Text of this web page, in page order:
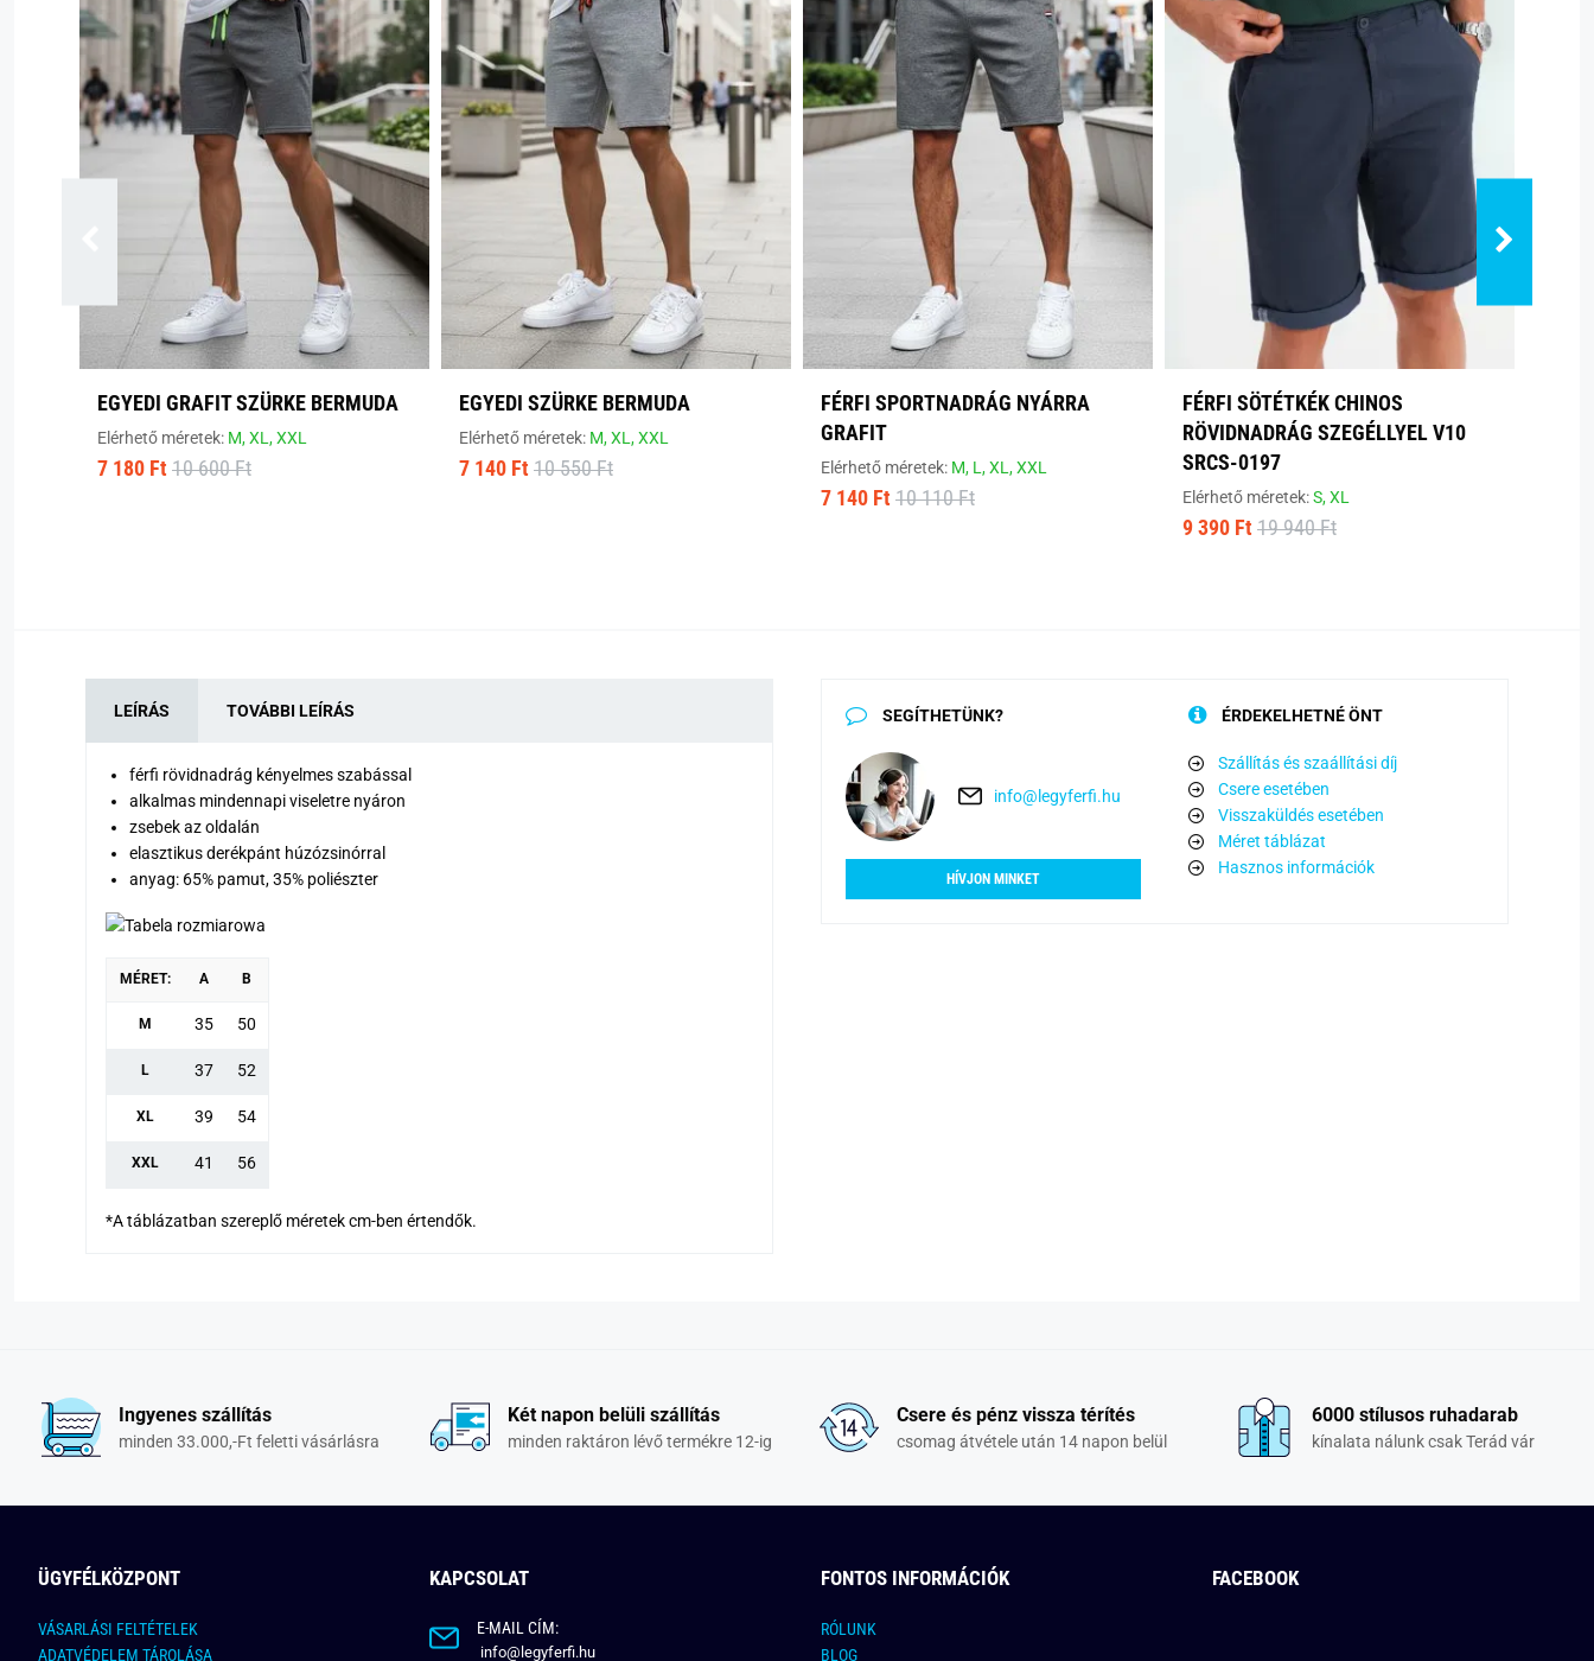
EGYEDI GRAFIT SZÜRKE BERMUDA
Elérhető méretek: M,XL,XXL
7 180 Ft 10 600 Ft
EGYEDI SZÜRKE BERMUDA
Elérhető méretek: M,XL,XXL
7 140 Ft 10 550 Ft
FÉRFI SPORTNADRÁG NYÁRRA
GRAFIT
Elérhető méretek: M, L,XL,XXL
7 140 Ft 10 110 Ft
FÉRFI SÖTÉTKÉK CHINOS
RÖVIDNADRÁG SZEGÉLLYEL V10
SRCS-0197
Elérhető méretek:S,XL
9 390 Ft 19 940 Ft
LEÍRÁS TOVÁBBI LEÍRÁS
férfi rövidnadrág kényelmes szabással
alkalmas mindennapi viseletre nyáron
zsebek az oldalán
elasztikus derékpánt húzózsinórral
anyag: 65% pamut, 35% poliészter
MÉRET: A B
M 35 50
L 37 52
XL 39 54
XXL 41 56
*A táblázatban szereplő méretek cm-ben értendők.
SEGÍTHETÜNK?
info@legyferfi.hu
HÍVJON MINKET
ÉRDEKELHETNÉ ÖNT
Szállítás és szaállítási díj
Csere esetében
Visszaküldés esetében
Méret táblázat
Hasznos információk
Ingyenes szállítás
minden 33.000,-Ft feletti vásárlásra
Két napon belüli szállítás
minden raktáron lévő termékre 12-ig
Csere és pénz vissza térítés
csomag átvétele után 14 napon belül
6000 stílusos ruhadarab
kínalata nálunk csak Terád vár
ÜGYFÉLKÖZPONT
VÁSARLÁSI FELTÉTELEK
ADATVÉDELEM TÁROLÁSA
KAPCSOLAT
E-MAIL CÍM:
info@legyferfi.hu
FONTOS INFORMÁCIÓK
RÓLUNK
BLOG
FACEBOOK